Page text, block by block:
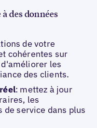
des données
de votre
cohérentes sur
les
des clients.
: mettez à jour
les
de service dans plus